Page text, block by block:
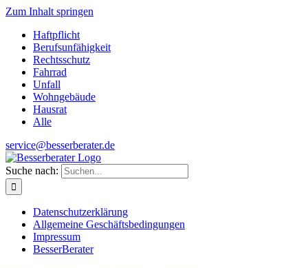
Zum Inhalt springen
Haftpflicht
Berufsunfähigkeit
Rechtsschutz
Fahrrad
Unfall
Wohngebäude
Hausrat
Alle
service@besserberater.de
Suche nach:
Datenschutzerklärung
Allgemeine Geschäftsbedingungen
Impressum
BesserBerater